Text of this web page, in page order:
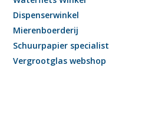
Dispenserwinkel
Mierenboerderij
Schuurpapier specialist
Vergrootglas webshop